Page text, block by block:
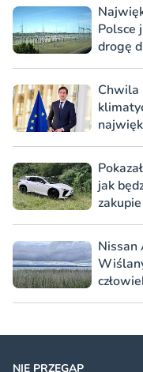
Polsce
drogę
Chwila
jak
zakupie
Nissan
NIE PRZEGAP